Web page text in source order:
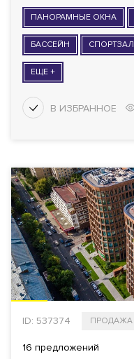
ПАНОРАМНЫЕ ОКНА
БАССЕЙН СПОРТЗАЛ
ЕЩЕ +
ID: 537374 ПРОДАЖА
16 предложений